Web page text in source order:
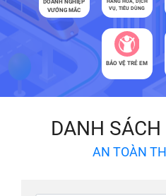
DOANH NGHIỆP
VƯỚNG MẮC
VỤ, TIÊU DÙNG
BẢO VỆ TRẺ EM
DANH
AN TOÀN